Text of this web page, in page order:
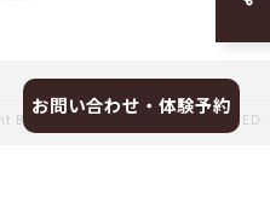
お問い合わせ・体験予約
gymへ ALL RIGHTS RESERVED.